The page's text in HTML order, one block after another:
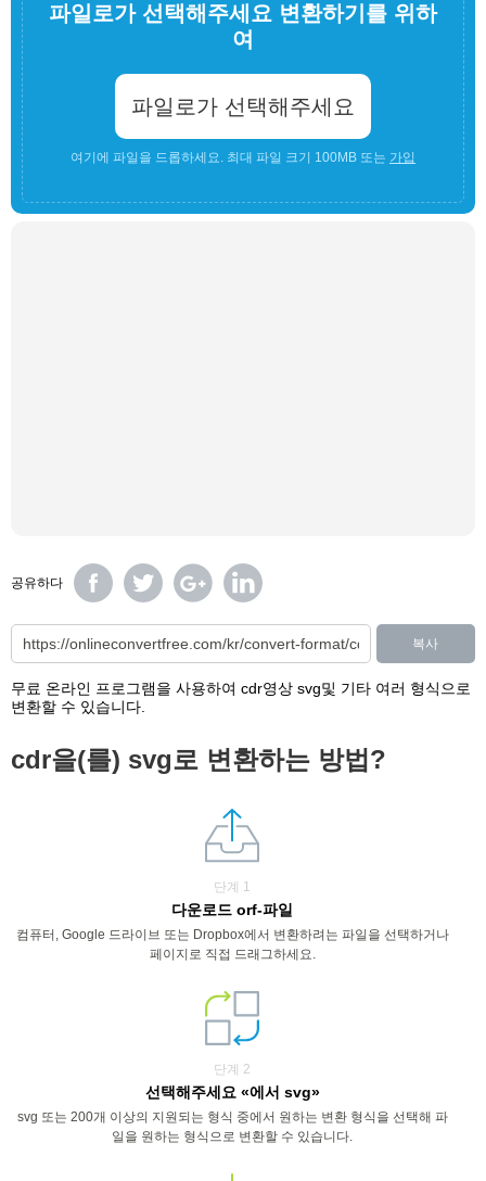
파일로가 선택해주세요 변환하기를 위하
여
파일로가 선택해주세요
여기에 파일을 드롭하세요. 최대 파일 크기 100MB 또는 가입
공유하다
복사
무료 온라인 프로그램을 사용하여 cdr영상 svg및 기타 여러 형식으로
변환할 수 있습니다.
cdr을(를) svg로 변환하는 방법?
단계 1
다운로드 orf-파일
컴퓨터, Google 드라이브 또는 Dropbox에서 변환하려는 파일을 선택하거나
페이지로 직접 드래그하세요.
단계 2
선택해주세요 «에서 svg»
svg 또는 200개 이상의 지원되는 형식 중에서 원하는 변환 형식을 선택해 파
일을 원하는 형식으로 변환할 수 있습니다.